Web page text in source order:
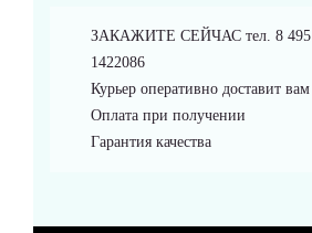
Аксессуары
ЗАКАЖИТЕ СЕЙЧАС тел. 8 495
1422086
Курьер оперативно доставит вам
Оплата при получении
Гарантия качества